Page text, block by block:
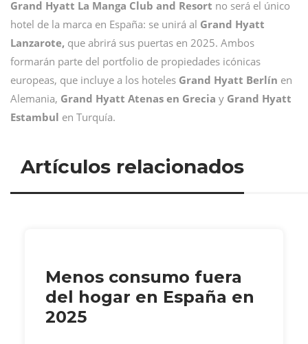
Grand Hyatt La Manga Club and Resort no será el único
hotel de la marca en España: se unirá al Grand Hyatt
Lanzarote, que abrirá sus puertas en 2025. Ambos
formarán parte del portfolio de propiedades icónicas
europeas, que incluye a los hoteles Grand Hyatt Berlín en
Alemania, Grand Hyatt Atenas en Grecia y Grand Hyatt
Estambul en Turquía.
Artículos relacionados
Menos consumo fuera
del hogar en España en
2025